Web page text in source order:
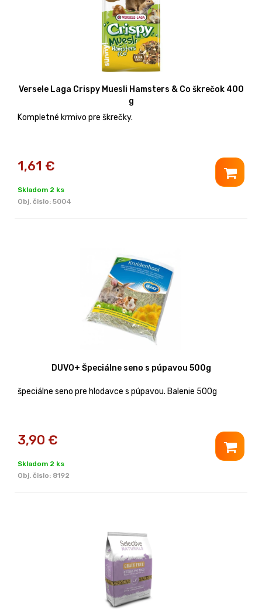
Versele Laga Crispy Muesli Hamsters & Co škrečok 400
g
Kompletné krmivo pre škrečky.
1,61 €
Skladom 2 ks
Obj. čislo: 5004
DUVO+ Špeciálne seno s púpavou 500g
špeciálne seno pre hlodavce s púpavou. Balenie 500g
3,90 €
Skladom 2 ks
Obj. čislo: 8192